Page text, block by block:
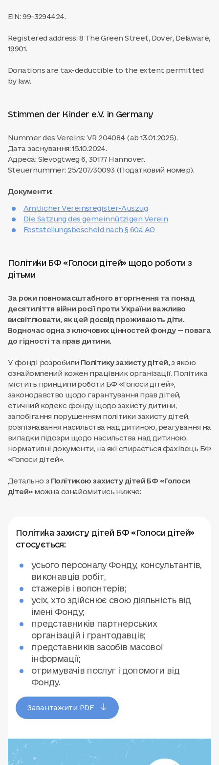
EIN: 99-3294424.
Registered address: 8 The Green Street, Dover, Delaware,
19901.
Donations are tax-deductible to the extent permitted
by law.
Stimmen der Kinder e.V. in Germany
Nummer des Vereins: VR 204084 (ab 13.01.2025).
Дата заснування: 15.10.2024.
Адреса: Slevogtweg 6, 30177 Hannover.
Steuernummer: 25/207/30093 (Податковий номер).
Документи:
Amtlicher Vereinsregister-Auszug
Die Satzung des gemeinnützigen Verein
Feststellungsbescheid nach § 60a AO
Політики БФ «Голоси дітей» щодо роботи з
дітьми
За роки повномасштабного вторгнення та понад
десятиліття війни росії проти України важливо
висвітлювати, як цей досвід проживають діти.
Водночас одна з ключових цінностей фонду — повага
до гідності та прав дитини.
У фонді розробили Політику захисту дітей, з якою
ознайомлений кожен працівник організації. Політика
містить принципи роботи БФ «Голоси дітей»,
законодавство щодо гарантування прав дітей,
етичний кодекс фонду щодо захисту дитини,
запобігання порушенням політики захисту дітей,
розпізнавання насильства над дитиною, реагування на
випадки підозри щодо насильства над дитиною,
нормативні документи, на які спирається фахівець БФ
«Голоси дітей».
Детально з Політикою захисту дітей БФ «Голоси
дітей»можна ознайомитись нижче:
Політика захисту дітей БФ «Голоси дітей»
стосується:
усього персоналу Фонду, консультантів,
виконавців робіт,
стажерів і волонтерів;
усіх, хто здійснює свою діяльність від
імені Фонду;
представників партнерських
організацій і грантодавців;
представників засобів масової
інформації;
отримувачів послуг і допомоги від
Фонду.
Завантажити PDF